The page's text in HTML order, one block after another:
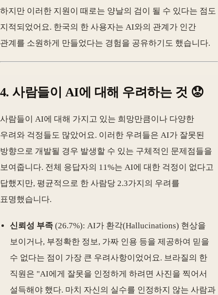
하지만 이러한 지원이 때로는 양날의 검이 될 수 있다는 점도
지적되었어요. 한국의 한 사용자는 AI와의 관계가 인간
관계를 소원하게 만들었다는 경험을 공유하기도 했습니다.
4. 사람들이 AI에 대해 우려하는 것 😟
사람들이 AI에 대해 가지고 있는 희망만큼이나 다양한
우려와 걱정들도 많았어요. 이러한 우려들은 AI가 잘못된
방향으로 개발될 경우 발생할 수 있는 구체적인 문제점들을
보여줍니다. 전체 응답자의 11%는 AI에 대한 걱정이 없다고
답했지만, 평균적으로 한 사람당 2.3가지의 우려를
표명했습니다.
신뢰성 부족 (26.7%): AI가 환각(Hallucinations) 현상을
보이거나, 부정확한 정보, 가짜 인용 등을 제공하여 믿을
수 없다는 점이 가장 큰 우려사항이었어요. 브라질의 한
직원은 "AI에게 잘못을 인정하게 하려면 사진을 찍어서
설득해야 했다. 마치 자신의 실수를 인정하지 않는 사람과